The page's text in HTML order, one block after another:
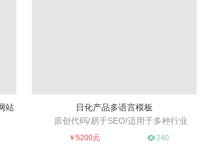
站
日化产品多语言模板
原创代码/易于SEO/适用于多种行业
多语言产品展示模版，简约大气，源码原创
￥5200元 240